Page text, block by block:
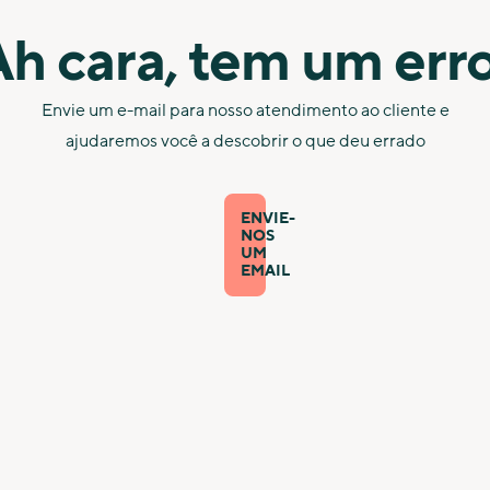
cara, tem um
Envie um e-mail para nosso atendimento ao cliente e
ajudaremos você a descobrir o que deu errado
ENVIE-
NOS
UM
EMAIL